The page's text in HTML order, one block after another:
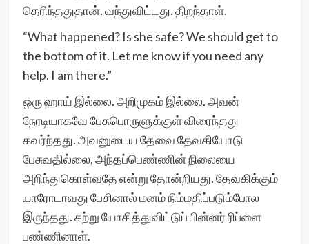
தெரிந்ததுதான். வந்துவிட்டது. திறந்தாள்.
“What happened? Is she safe? We should get to
the bottom of it. Let me know if you need any
help. I am there.”
ஒரு ஹாய் இல்லை. அறிமுகம் இல்லை. அவன்
நேரடியாகவே பேசுபொருளுக்குள் விரைந்தது
கவர்ந்தது. அவனுடைய தேவை தேவகியோடு
பேசுவதில்லை, அந்தப்பெண்ணின் நிலையை
அறிந்துகொள்வதே என்று தோன்றியது. தேவகிக்கும்
யாரோடாவது பேசினால் மனம் நிம்மதிப்படும்போல
இருந்தது. சற்று யோசித்துவிட்டுப் பின்னர் ரிப்ளை
பண்ணினாள்.